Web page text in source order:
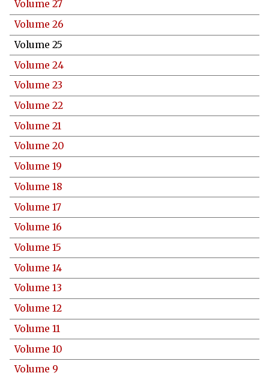
Volume 27
Volume 26
Volume 25
Volume 24
Volume 23
Volume 22
Volume 21
Volume 20
Volume 19
Volume 18
Volume 17
Volume 16
Volume 15
Volume 14
Volume 13
Volume 12
Volume 11
Volume 10
Volume 9